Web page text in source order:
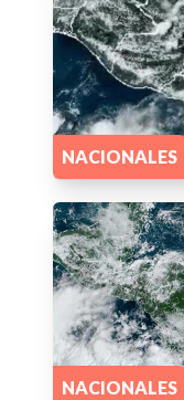
NACIONALES
NACIONALES